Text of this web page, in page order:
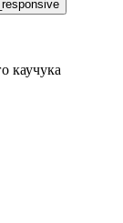
каучука